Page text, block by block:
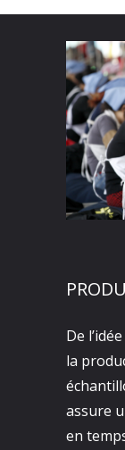
De
la
assure
en